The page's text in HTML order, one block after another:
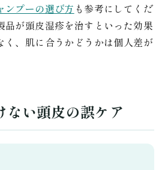
ンプーの選び方 も参考にしてくだ
品が頭皮湿疹を治すといった効果
く、肌に合うかどうかは個人差が
ない頭皮の誤ケア